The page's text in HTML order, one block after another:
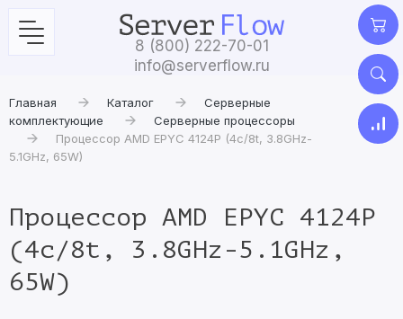
8 (800) 222-70-01
info@serverflow.ru
Главная Каталог
Серверные
комплектующие
Серверные процессоры
Процессор AMD EPYC 4124P (4c/8t, 3.8GHz-
5.1GHz, 65W)
Процессор AMD EPYC 4124P
(4c/8t, 3.8GHz-5.1GHz,
65W)